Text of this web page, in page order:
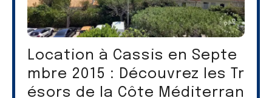
Location à Cassis en Septe
mbre 2015 : Découvrez les Tr
ésors de la Côte Méditerran